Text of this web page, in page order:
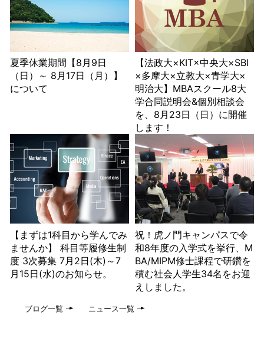
夏季休業期間【8月9日
（日）～ 8月17日（月）】
について
【法政大×KIT×中央大×SBI
×多摩大×立教大×青学大×
明治大】MBAスクール8大
学合同説明会&個別相談会
を、8月23日（日）に開催
します！
【まずは1科目から学んでみ
ませんか】 科目等履修生制
度 3次募集 7月2日(木)～7
月15日(水)のお知らせ。
祝！虎ノ門キャンパスで令
和8年度の入学式を挙行、M
BA/MIPM修士課程で研鑽を
積む社会人学生34名をお迎
えしました。
ブログ一覧 ニュース一覧